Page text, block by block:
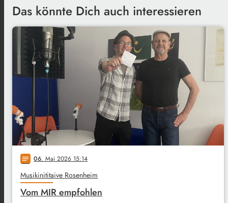
Das könnte Dich auch interessieren
notes 06. Mai 2026 15:14
Musikinititaive Rosenheim
Vom MIR empfohlen